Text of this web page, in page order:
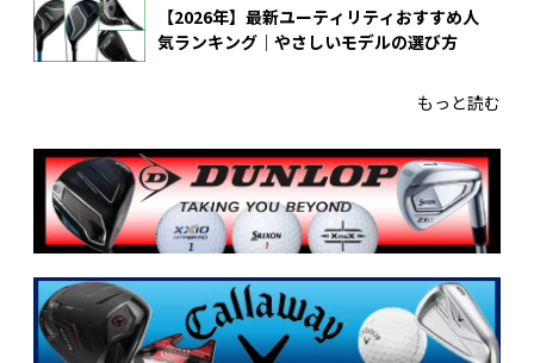
【2026年】最新ユーティリティおすすめ人
気ランキング｜やさしいモデルの選び方
もっと読む